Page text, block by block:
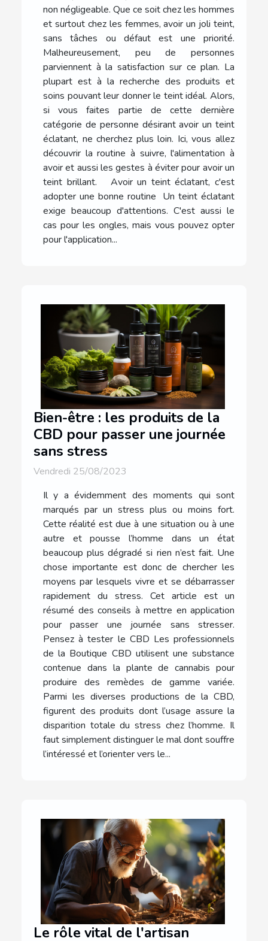
non négligeable. Que ce soit chez les hommes
et surtout chez les femmes, avoir un joli teint,
sans tâches ou défaut est une priorité.
Malheureusement, peu de personnes
parviennent à la satisfaction sur ce plan. La
plupart est à la recherche des produits et
soins pouvant leur donner le teint idéal. Alors,
si vous faites partie de cette dernière
catégorie de personne désirant avoir un teint
éclatant, ne cherchez plus loin. Ici, vous allez
découvrir la routine à suivre, l'alimentation à
avoir et aussi les gestes à éviter pour avoir un
teint brillant. Avoir un teint éclatant, c'est
adopter une bonne routine Un teint éclatant
exige beaucoup d'attentions. C'est aussi le
cas pour les ongles, mais vous pouvez opter
pour l'application...
Bien-être : les produits de la
CBD pour passer une journée
sans stress
Vendredi 25/08/2023
Il y a évidemment des moments qui sont
marqués par un stress plus ou moins fort.
Cette réalité est due à une situation ou à une
autre et pousse l’homme dans un état
beaucoup plus dégradé si rien n’est fait. Une
chose importante est donc de chercher les
moyens par lesquels vivre et se débarrasser
rapidement du stress. Cet article est un
résumé des conseils à mettre en application
pour passer une journée sans stresser.
Pensez à tester le CBD Les professionnels
de la Boutique CBD utilisent une substance
contenue dans la plante de cannabis pour
produire des remèdes de gamme variée.
Parmi les diverses productions de la CBD,
figurent des produits dont l’usage assure la
disparition totale du stress chez l’homme. Il
faut simplement distinguer le mal dont souffre
l’intéressé et l’orienter vers le...
Le rôle vital de l'artisan